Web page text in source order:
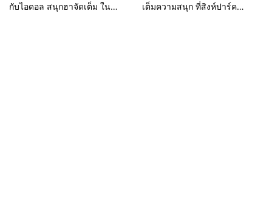
กับไอดอล สนุกฮาจัดเต็ม ใน
เต็มความสนุก ที่สิงห์ปาร์ค